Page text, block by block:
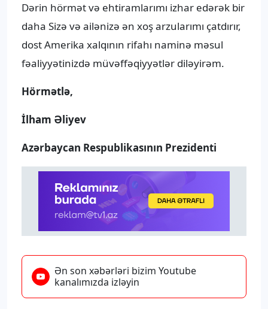
Dərin hörmət və ehtiramlarımı izhar edərək bir
daha Sizə və ailənizə ən xoş arzularımı çatdırır,
dost Amerika xalqının rifahı naminə məsul
fəaliyyətinizdə müvəffəqiyyətlər diləyirəm.
Hörmətlə,
İlham Əliyev
Azərbaycan Respublikasının Prezidenti
Ən son xəbərləri bizim Youtube
kanalımızda izləyin